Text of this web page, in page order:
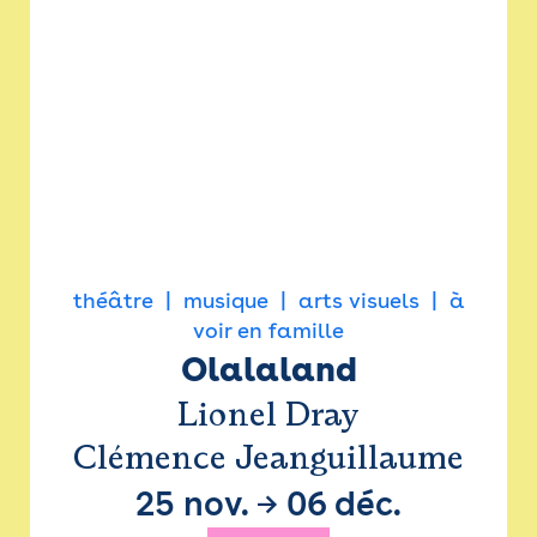
théâtre musique arts visuels
à
voir en famille
Olalaland
Lionel Dray
Clémence Jeanguillaume
25 nov. → 06 déc.